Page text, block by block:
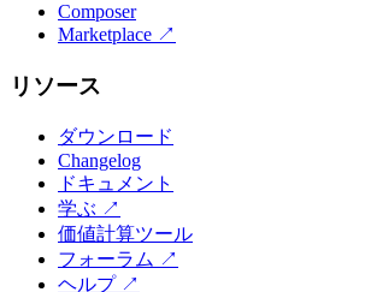
Composer
Marketplace ↗
リソース
ダウンロード
Changelog
ドキュメント
学ぶ ↗
価値計算ツール
フォーラム ↗
ヘルプ↗